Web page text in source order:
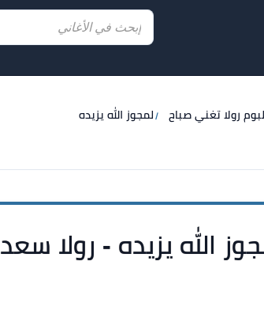
رولا تغني صباح لمجوز الله يزيده
الله يزيده - رولا سعد